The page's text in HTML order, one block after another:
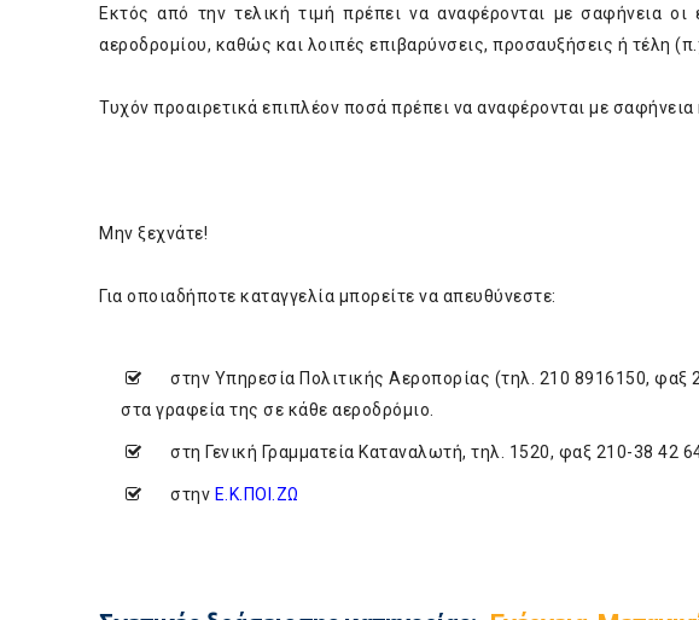
Εκτός από την τελική τιμή πρέπει να αναφέρονται με σαφήνεια
αεροδρομίου, καθώς και λοιπές επιβαρύνσεις, προσαυξήσεις ή τέλη
Τυχόν προαιρετικά επιπλέον ποσά πρέπει να αναφέρονται με σαφήνεια
Μην ξεχνάτε!
Για οποιαδήποτε καταγγελία μπορείτε να απευθύνεστε:
στην Υπηρεσία Πολιτικής Αεροπορίας (τηλ. 210 8916150, φαξ
στα γραφεία της σε κάθε αεροδρόμιο.
στη Γενική Γραμματεία Καταναλωτή, τηλ. 1520, φαξ 210-38 42
στην Ε.Κ.ΠΟΙ.ΖΩ